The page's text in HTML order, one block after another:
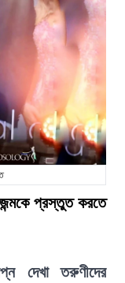
প্রস্তুত করতে
দেখা তরুণীদের